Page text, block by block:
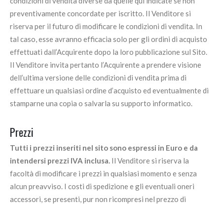
preventivamente concordate per iscritto. Il Venditore si
riserva per il futuro di modificare le condizioni di vendita. In
tal caso, esse avranno efficacia solo per gli ordini di acquisto
effettuati dall’Acquirente dopo la loro pubblicazione sul Sito.
Il Venditore invita pertanto l’Acquirente a prendere visione
dell’ultima versione delle condizioni di vendita prima di
effettuare un qualsiasi ordine d’acquisto ed eventualmente di
stamparne una copia o salvarla su supporto informatico.
Prezzi
Tutti i prezzi inseriti nel sito sono espressi in Euro e da
intendersi prezzi IVA inclusa. Il Venditore si riserva la
facoltà di modificare i prezzi in qualsiasi momento e senza
alcun preavviso. I costi di spedizione e gli eventuali oneri
accessori, se presenti, pur non ricompresi nel prezzo di